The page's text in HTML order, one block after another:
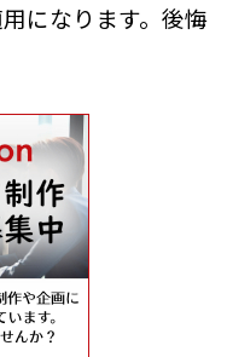
になります。後悔